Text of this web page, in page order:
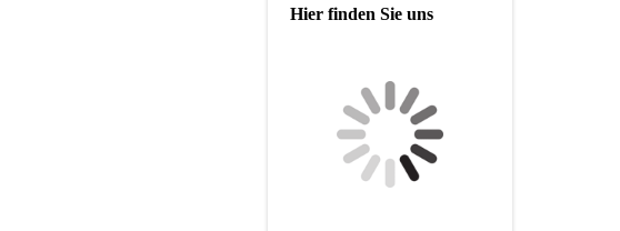
Hier finden Sie uns